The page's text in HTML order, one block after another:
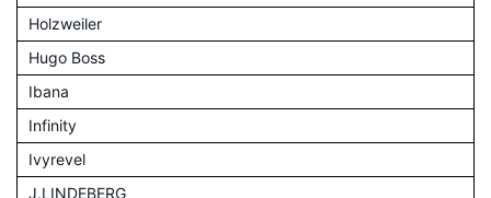
Holzweiler
Hugo Boss
Ibana
Infinity
Ivyrevel
J.LINDEBERG